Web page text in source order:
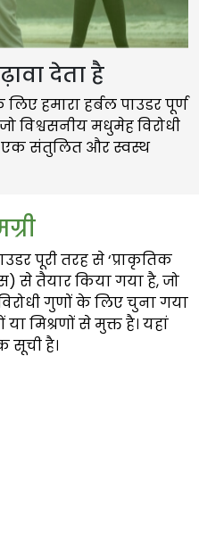
देता है
हमारा हर्बल पाउडर पूर्ण
विश्वसनीय मधुमेह विरोधी
एक संतुलित और स्वस्थ
पूरी तरह से ‘प्राकृतिक
से तैयार किया गया है, जो
गुणों के लिए चुना गया
मिश्रणों से मुक्त है। यहां
सूची है।